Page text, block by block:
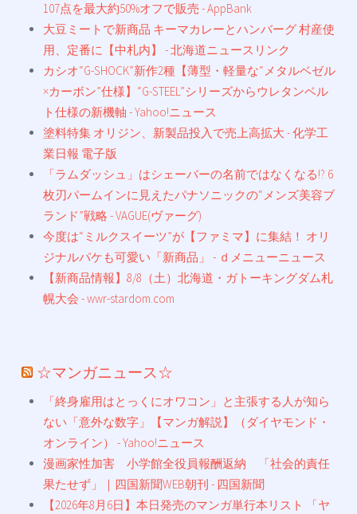
107点を最大約50%オフで販売 - AppBank
大豆ミートで新商品 キーマカレーとハンバーグ 村産使
用、定番に【中札内】 - 北海道ニュースリンク
カシオ“G-SHOCK”新作2種【薄型・軽量な“メタルベゼル
×カーボン”仕様】“G-STEEL”シリーズからウレタンベル
ト仕様の新機軸 - Yahoo!ニュース
塗料特集 オリジン、新製品投入で売上高拡大 - 化学工
業日報 電子版
「ラムダッシュ」はシェーバーの名前ではなくなる!? 6
枚刃パームインに見えたパナソニックの“メンズ美容ブ
ランド”戦略 - VAGUE(ヴァーグ)
今度は“ミルクスイーツ”が【ファミマ】に集結！ オリ
ジナルパケも可愛い「新商品」 - ｄメニューニュース
【新商品情報】8/8（土）北海道・ガトーキングダム札
幌大会 - wwr-stardom.com
☆マンガニュース☆
「終身雇用はとっくにオワコン」と主張する人が知ら
ない「意外な数字」【マンガ解説】（ダイヤモンド・
オンライン） - Yahoo!ニュース
漫画家性加害 小学館全役員報酬返納 「社会的責任
果たせず」｜四国新聞WEB朝刊 - 四国新聞
【2026年8月6日】本日発売のマンガ単行本リスト 「ヤ